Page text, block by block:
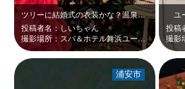
ツリーに結婚式の衣装かな？温泉施設でこういう演出、いいな～♪
投稿者名：しいちゃん
撮影場所：スパ＆ホテル舞浜ユーラシア
投稿
浦安市